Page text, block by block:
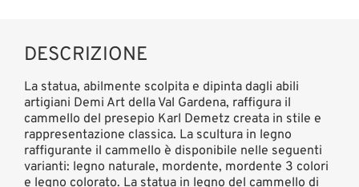
DESCRIZIONE
La statua, abilmente scolpita e dipinta dagli abili
artigiani Demi Art della Val Gardena, raffigura il
cammello del presepio Karl Demetz creata in stile e
rappresentazione classica. La scultura in legno
raffigurante il cammello è disponibile nelle seguenti
varianti: legno naturale, mordente, mordente 3 colori
e legno colorato. La statua in legno del cammello di